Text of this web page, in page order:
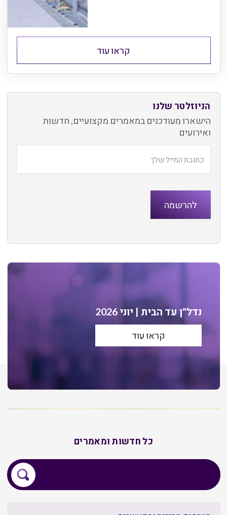
קראו עוד
הניוזלטר שלנו
הישארו מעודכנים במאמרים מקצועיים, חדשות
ואירועים
נדל"ן עד הבית | יוני 2026
קראו עוד
כל חדשות ומאמרים